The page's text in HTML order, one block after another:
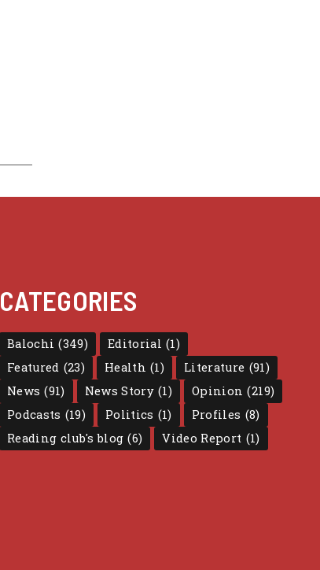
CATEGORIES
Balochi (349) Editorial (1)
Featured (23) Health (1) Literature (91)
News (91) News Story (1) Opinion (219)
Podcasts (19) Politics (1) Profiles (8)
Reading club's blog (6) Video Report (1)